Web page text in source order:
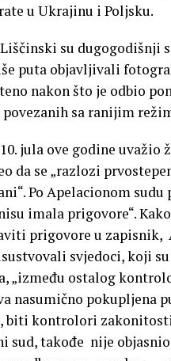
u Ukrajinu i Poljsku.
su dugogodišnji
puta objavljivali
nakon što je odbio
sa ranijim
jula ove godine
da se „razlozi
Po Apelacionom sudu
imala prigovore“.
prigovore u zapisnik,
svjedoci, koji
„između ostalog
nasumično
kontrolori
takođe nije